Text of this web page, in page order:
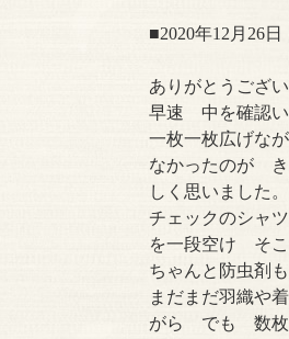
■2020年12月26日
ありがとうござ
早速 中を確認い
一枚一枚広げな
なかったのが
しく思いました。
チェックのシャ
を一段空け そこ
ちゃんと防虫剤
まだまだ羽織や
がら でも 数枚